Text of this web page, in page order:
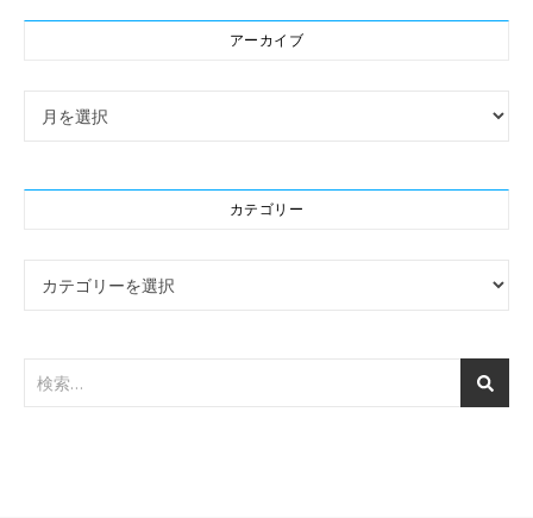
アーカイブ
アーカイブ
カテゴリー
カテゴリー